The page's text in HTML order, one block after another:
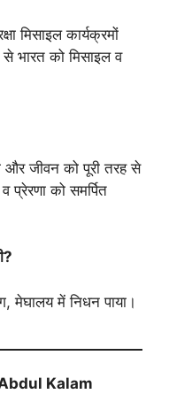
मिसाइल कार्यक्रमों
भारत को मिसाइल व
और जीवन को पूरी तरह से
प्रेरणा को समर्पित
मेघालय में निधन पाया।
Kalam